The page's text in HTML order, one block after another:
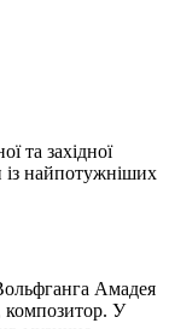
та західної
із найпотужніших
Амадея
композитор. У